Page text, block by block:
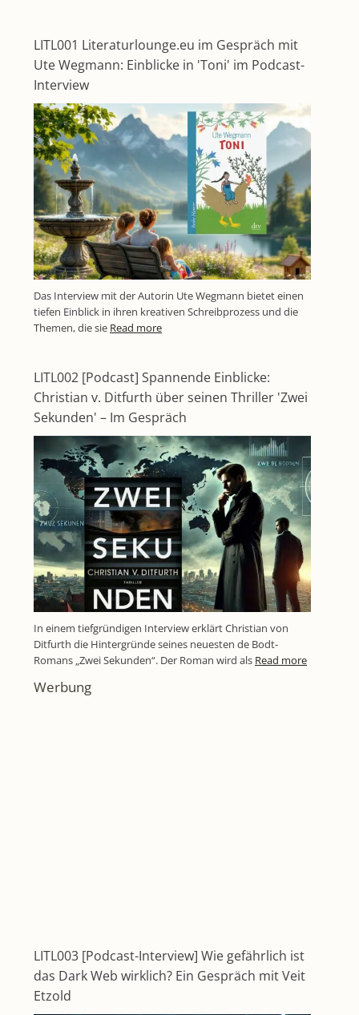
LITL001 Literaturlounge.eu im Gespräch mit
Ute Wegmann: Einblicke in 'Toni' im Podcast-
Interview
Das Interview mit der Autorin Ute Wegmann bietet einen
tiefen Einblick in ihren kreativen Schreibprozess und die
Themen, die sie Read more
LITL002 [Podcast] Spannende Einblicke:
Christian v. Ditfurth über seinen Thriller 'Zwei
Sekunden' – Im Gespräch
In einem tiefgründigen Interview erklärt Christian von
Ditfurth die Hintergründe seines neuesten de Bodt-
Romans „Zwei Sekunden“. Der Roman wird als Read more
Werbung
LITL003 [Podcast-Interview] Wie gefährlich ist
das Dark Web wirklich? Ein Gespräch mit Veit
Etzold